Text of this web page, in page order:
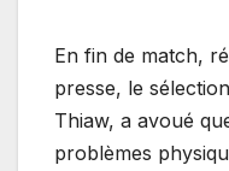
En fin de match,
presse, le
Thiaw, a avoué
problèmes